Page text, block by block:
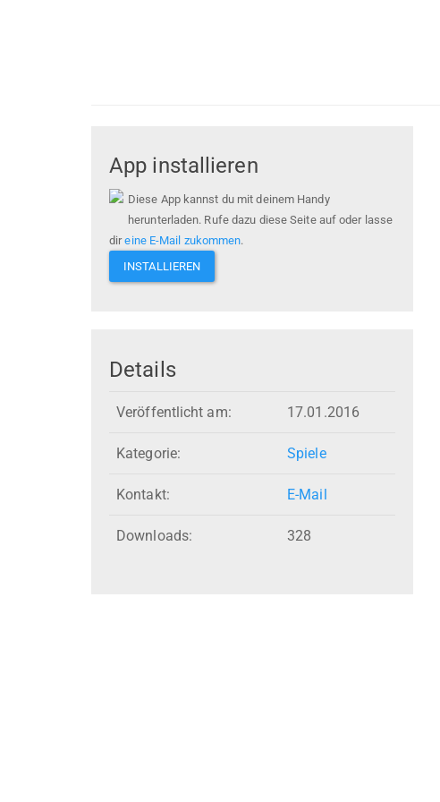
App installieren
Diese App kannst du mit deinem Handy
herunterladen. Rufe dazu diese Seite auf oder lasse
direine E-Mail zukommen.
INSTALLIEREN
Details
Veröffentlicht am: 17.01.2016
Kategorie: Spiele
Kontakt: E-Mail
Downloads: 328